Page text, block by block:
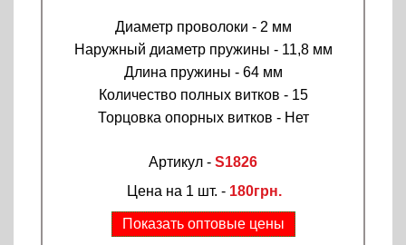
Диаметр проволоки - 2 мм
Наружный диаметр пружины - 11,8 мм
Длина пружины - 64 мм
Количество полных витков - 15
Торцовка опорных витков - Нет
Артикул - S1826
Цена на 1 шт. - 180грн.
Показать оптовые цены